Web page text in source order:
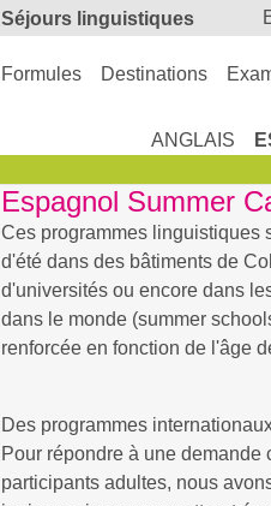
Séjours linguistiques
Formules Destinations
ANGLAIS
Espagnol Summer
Ces programmes linguistiques
d'été dans des bâtiments de
d'universités ou encore dans
dans le monde (summer
renforcée en fonction de l'âge
Des programmes
Pour répondre à une
participants adultes, nous